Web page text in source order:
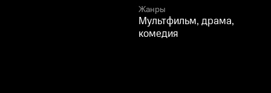
Жанры
Мультфильм, драма,
комедия